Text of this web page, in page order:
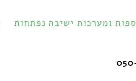
ספות ומערכות ישיבה נפתחות